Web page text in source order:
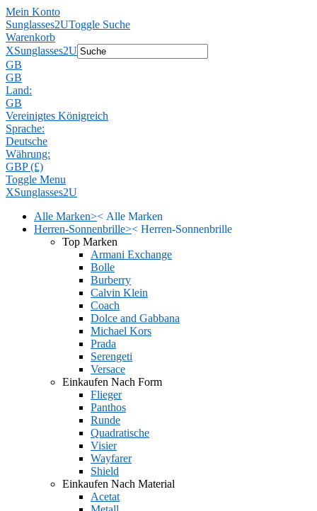
Mein Konto
Sunglasses2UToggle Suche
Warenkorb
XSunglasses2U
GB
GB
Land:
GB
Vereinigtes Königreich
Sprache:
Deutsche
Währung:
GBP (£)
Toggle Menu
XSunglasses2U
Alle Marken>< Alle Marken
Herren-Sonnenbrille>< Herren-Sonnenbrille
Top Marken
Armani Exchange
Bolle
Burberry
Calvin Klein
Coach
Dolce and Gabbana
Michael Kors
Prada
Serengeti
Versace
Einkaufen Nach Form
Flieger
Panthos
Runde
Quadratische
Visier
Wayfarer
Shield
Einkaufen Nach Material
Acetat